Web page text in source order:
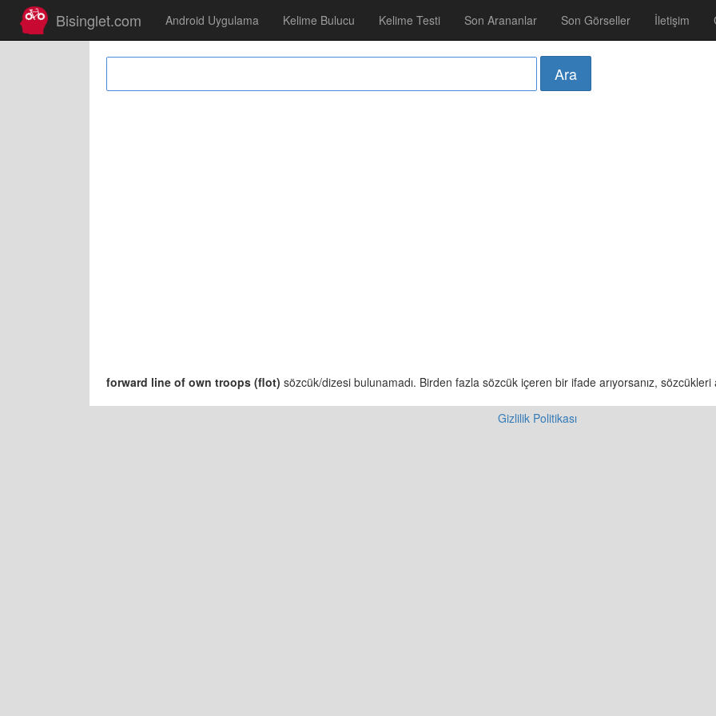
Bisinglet.com Android Uygulama Kelime Bulucu Kelime Testi Son Arananlar Son Görseller İletişim
forward line of own troops (flot) sözcük/dizesi bulunamadı. Birden fazla sözcük içeren bir ifade arıyorsanız, sözcükleri
Gizlilik Politikası